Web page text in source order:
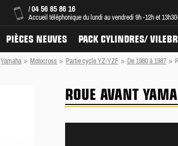
/04 56 85 86 16
Accueil téléphonique du lundi au vendredi 9h -12h et
PIÈCES NEUVES PACK CYLINDRES/
Yamaha > Motocross > Partie cycle YZ-YZF > De 1980 à 1987 >
ROUE AVANT